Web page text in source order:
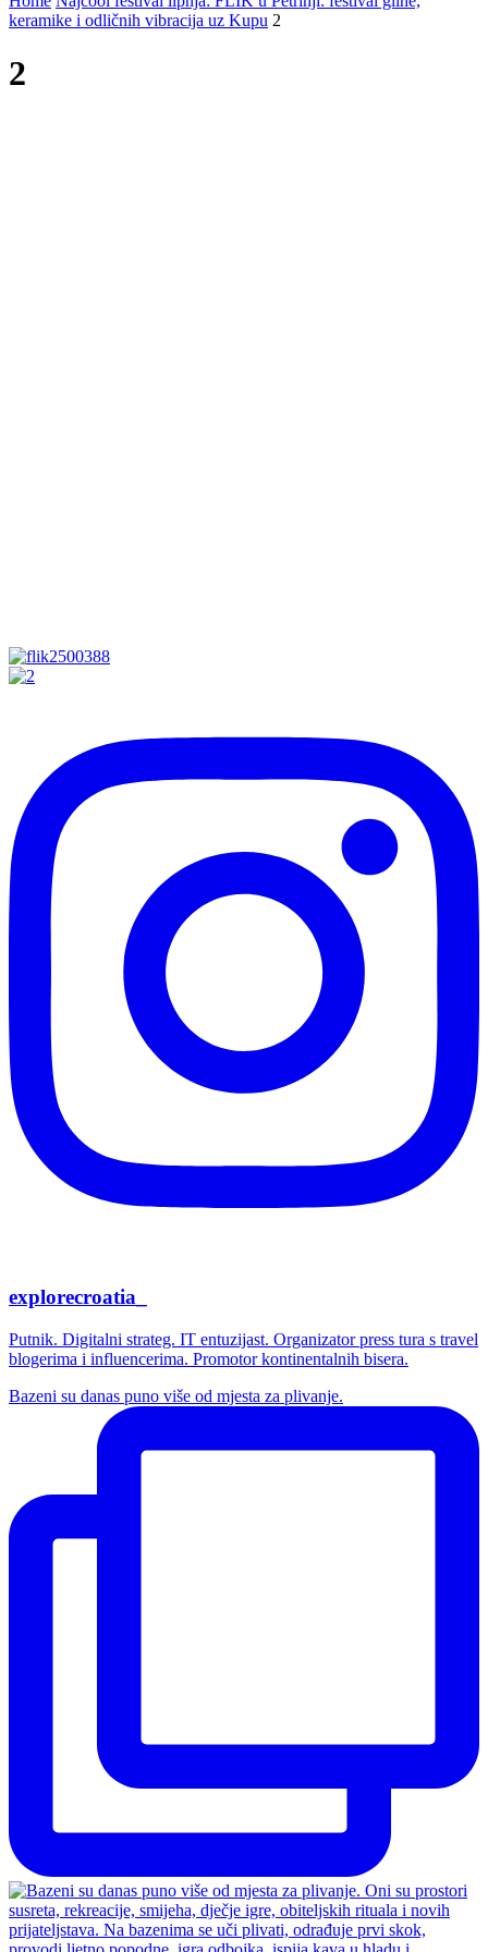
keramike i odličnih vibracija uz Kupu 2
2
explorecroatia_
Putnik. Digitalni strateg. IT entuzijast. Organizator press tura s travel
blogerima i influencerima. Promotor kontinentalnih bisera.
Bazeni su danas puno više od mjesta za plivanje.